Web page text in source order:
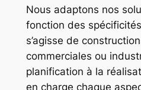
Nous adaptons nos
fonction des
s’agisse de
commerciales ou
planification à la
en charge chaque